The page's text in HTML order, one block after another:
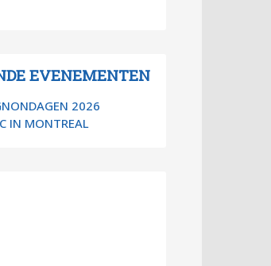
EVENEMENTEN
2026
IN MONTREAL